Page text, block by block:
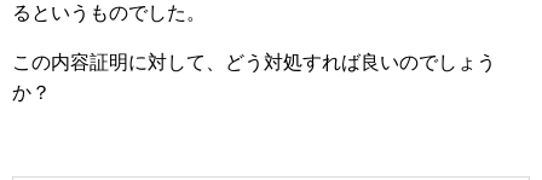
るというものでした。
この内容証明に対して、どう対処すれば良いのでしょう
か？